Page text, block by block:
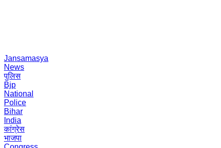
Jansamasya
News
पुलिस
Bjp
National
Police
Bihar
India
कांग्रेस
भाजपा